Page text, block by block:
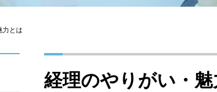
力とは
経理のやりがい・魅